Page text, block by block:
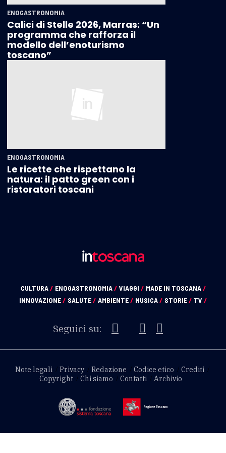
ENOGASTRONOMIA
Calici di Stelle 2026, Marras: “Un
programma che rafforza il
modello dell’enoturismo
toscano”
ENOGASTRONOMIA
Le ricette che rispettano la
natura: il patto green con i
ristoratori toscani
CULTURA/ ENOGASTRONOMIA/ VIAGGI / MADE IN TOSCANA/
INNOVAZIONE/ SALUTE/ AMBIENTE/ MUSICA/ STORIE/ TV /
Seguici su:
Note legali Privacy Redazione Codice etico
Crediti
Copyright
Chi siamo Contatti Archivio